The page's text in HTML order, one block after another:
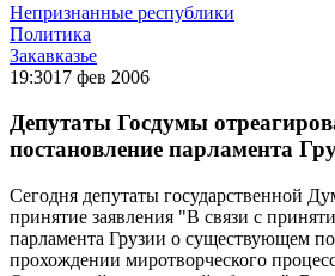
Непризнанные республики
Политика
Закавказье
19:3017 фев 2006
Депутаты Госдумы
постановление парламента
Сегодня депутаты государственной
принятие заявления "В связи с
парламента Грузии о существующем
прохождении миротворческого